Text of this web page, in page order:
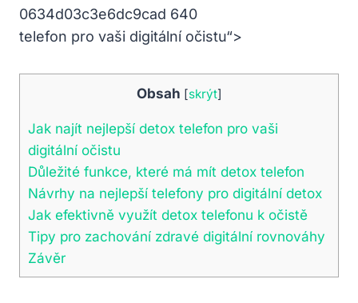
telefon pro vaši digitální očistu“>
Obsah [skrýt]
Jak najít nejlepší detox telefon pro vaši
digitální očistu
Důležité funkce, které má mít detox telefon
Návrhy na nejlepší telefony pro digitální detox
Jak efektivně využít detox telefonu k očistě
Tipy pro zachování zdravé digitální rovnováhy
Závěr